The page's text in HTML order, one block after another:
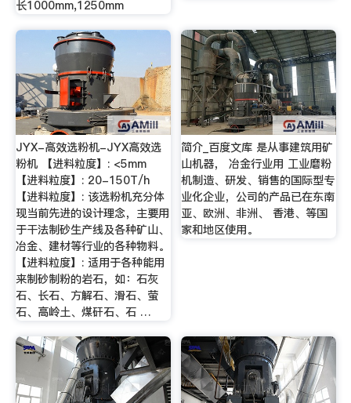
长1000mm,1250mm
JYX-高效选粉机-JYX高效选
粉机 【进料粒度】: <5mm
【进料粒度】: 20-150T/h
【进料粒度】: 该选粉机充分体
现当前先进的设计理念，主要用
于干法制砂生产线及各种矿山、
冶金、建材等行业的各种物料。
【进料粒度】: 适用于各种能用
来制砂制粉的岩石，如：石灰
石、长石、方解石、滑石、萤
石、高岭土、煤矸石、石 …
简介_百度文库 是从事建筑用矿
山机器， 冶金行业用 工业磨粉
机制造、研发、销售的国际型专
业化企业，公司的产品已在东南
亚、欧洲、非洲、 香港、等国
家和地区使用。